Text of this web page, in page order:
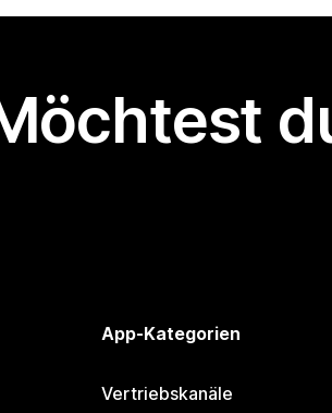
App-Kategorien
Vertriebskanäle